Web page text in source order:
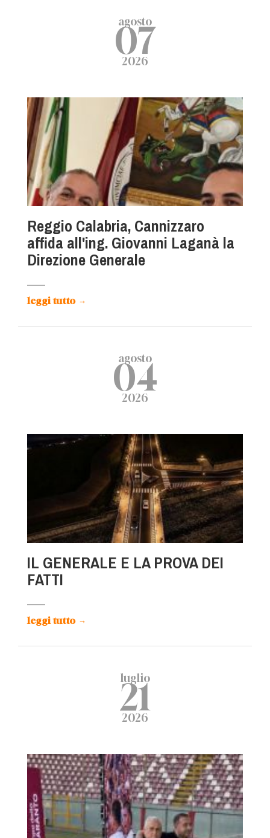
agosto
07
2026
Reggio Calabria, Cannizzaro
affida all'ing. Giovanni Laganà la
Direzione Generale
leggi tutto →
agosto
04
2026
IL GENERALE E LA PROVA DEI
FATTI
leggi tutto →
luglio
21
2026